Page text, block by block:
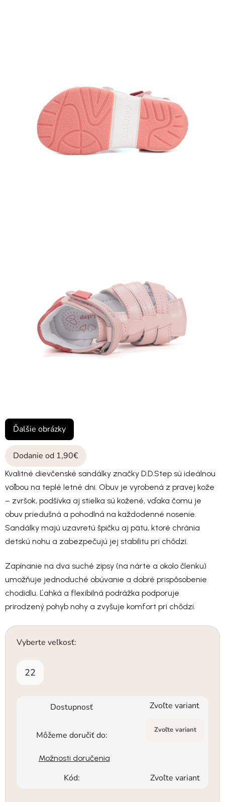
Dodanie od 1,90€
Kvalitné dievčenské sandálky značky D.D.Step sú ideálnou
voľbou na teplé letné dni. Obuv je vyrobená z pravej kože
– zvršok, podšívka aj stielka sú kožené, vďaka čomu je
obuv priedušná a pohodlná na každodenné nosenie.
Sandálky majú uzavretú špičku aj pätu, ktoré chránia
detskú nohu a zabezpečujú jej stabilitu pri chôdzi.
Zapínanie na dva suché zipsy (na nárte a okolo členku)
umožňuje jednoduché obúvanie a dobré prispôsobenie
chodidlu. Ľahká a flexibilná podrážka podporuje
prirodzený pohyb nohy a zvyšuje komfort pri chôdzi.
Vyberte veľkosť:
22
Dostupnosť Zvoľte variant
Môžeme doručiť do: Zvoľte variant
Možnosti doručenia
Kód: Zvoľte variant
Ďalšie obrázky